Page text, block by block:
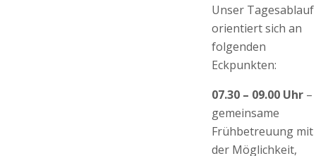
Unser Tagesablauf
orientiert sich an
folgenden
Eckpunkten:
07.30 – 09.00 Uhr –
gemeinsame
Frühbetreuung mit
der Möglichkeit,